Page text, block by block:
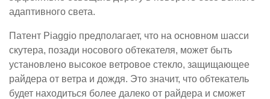
адаптивного света.
Патент Piaggio предполагает, что на основном шасси
скутера, позади носового обтекателя, может быть
установлено высокое ветровое стекло, защищающее
райдера от ветра и дождя. Это значит, что обтекатель
будет находиться более далеко от райдера и сможет